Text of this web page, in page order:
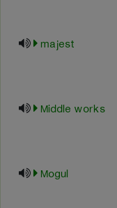
majest
Middle works
Mogul